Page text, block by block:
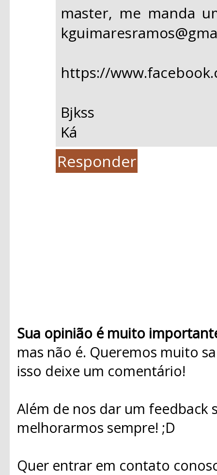
master, me manda
https://
Bjkss
Ká
Responder
Sua opinião é muito
mas não é. Queremos muito
isso deixe um comentário!
Além de nos dar um
melhorarmos sempre! ;D
Quer entrar em contato